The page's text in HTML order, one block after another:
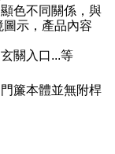
色不同關係，與
示，產品內容
關入口...等
簾本體並無附桿